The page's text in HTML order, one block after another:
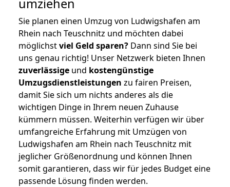
umziehen
Sie planen einen Umzug von Ludwigshafen am
Rhein nach Teuschnitz und möchten dabei
möglichstviel Geld sparen? Dann sind Sie bei
uns genau richtig! Unser Netzwerk bieten Ihnen
zuverlässige und kostengünstige
Umzugsdienstleistungen zu fairen Preisen,
damit Sie sich um nichts anderes als die
wichtigen Dinge in Ihrem neuen Zuhause
kümmern müssen. Weiterhin verfügen wir über
umfangreiche Erfahrung mit Umzügen von
Ludwigshafen am Rhein nach Teuschnitz mit
jeglicher Größenordnung und können Ihnen
somit garantieren, dass wir für jedes Budget eine
passende Lösung finden werden.